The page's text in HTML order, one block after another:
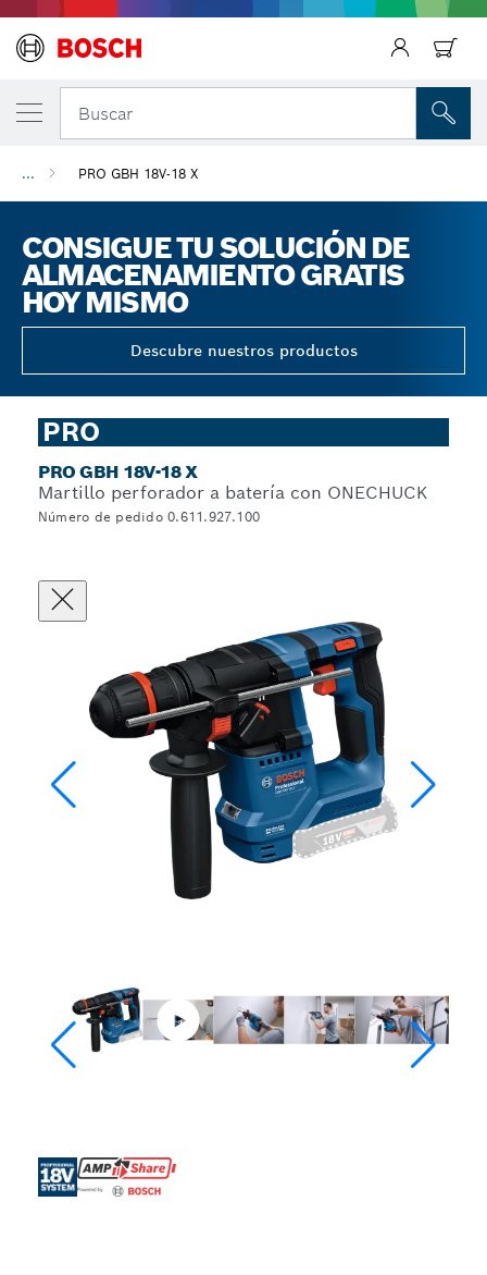
Buscar
... PRO GBH 18V-18 X
CONSIGUE TU SOLUCIÓN DE
ALMACENAMIENTO GRATIS
HOY MISMO
Descubre nuestros productos
PRO
PRO GBH 18V-18 X
Martillo perforador a batería con ONECHUCK
Número de pedido 0.611.927.100